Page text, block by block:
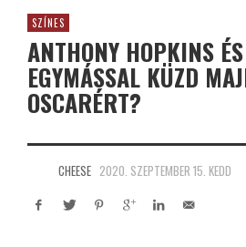
SZÍNES
ANTHONY HOPKINS
EGYMÁSSAL KÜZD
OSCARÉRT?
CHEESE 2020. SZEPTEMBER 15. KEDD